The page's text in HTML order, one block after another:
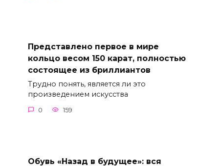
Представлено первое в мире
кольцо весом 150 карат, полностью
состоящее из бриллиантов
Трудно понять, является ли это
произведением искусства
0 159
Обувь «Назад в будущее»: вся